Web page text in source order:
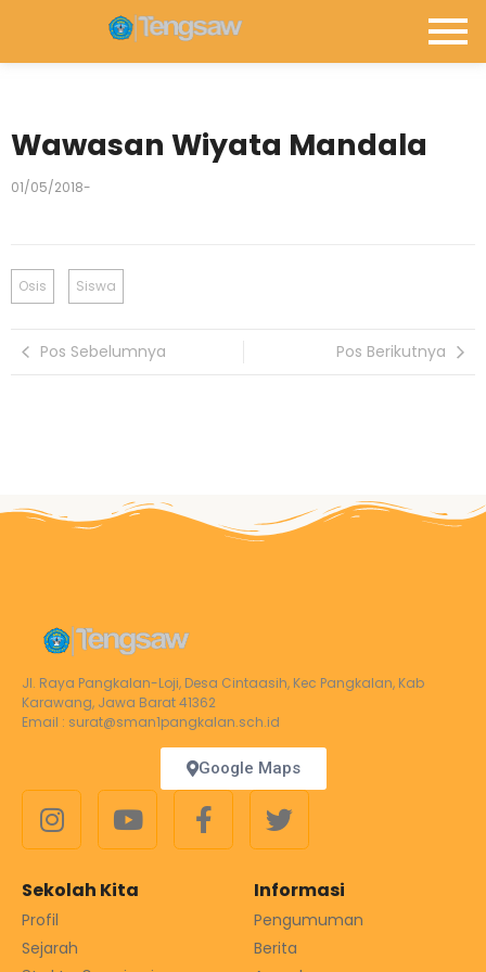
Wawasan Wiyata Mandala
01/05/2018-
Osis Siswa
Pos Sebelumnya Pos Berikutnya
Jl. Raya Pangkalan-Loji, Desa Cintaasih, Kec Pangkalan, Kab
Karawang, Jawa Barat 41362
Email : surat@sman1pangkalan.sch.id
Google Maps
Sekolah Kita
Profil
Sejarah
Informasi
Pengumuman
Berita